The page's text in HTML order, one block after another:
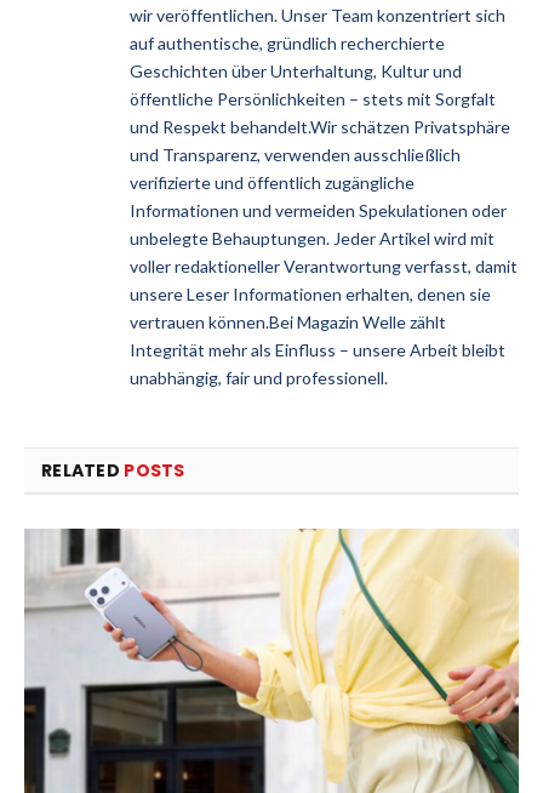
wir veröffentlichen. Unser Team konzentriert sich
auf authentische, gründlich recherchierte
Geschichten über Unterhaltung, Kultur und
öffentliche Persönlichkeiten – stets mit Sorgfalt
und Respekt behandelt.Wir schätzen Privatsphäre
und Transparenz, verwenden ausschließlich
verifizierte und öffentlich zugängliche
Informationen und vermeiden Spekulationen oder
unbelegte Behauptungen. Jeder Artikel wird mit
voller redaktioneller Verantwortung verfasst, damit
unsere Leser Informationen erhalten, denen sie
vertrauen können.Bei Magazin Welle zählt
Integrität mehr als Einfluss – unsere Arbeit bleibt
unabhängig, fair und professionell.
RELATED POSTS